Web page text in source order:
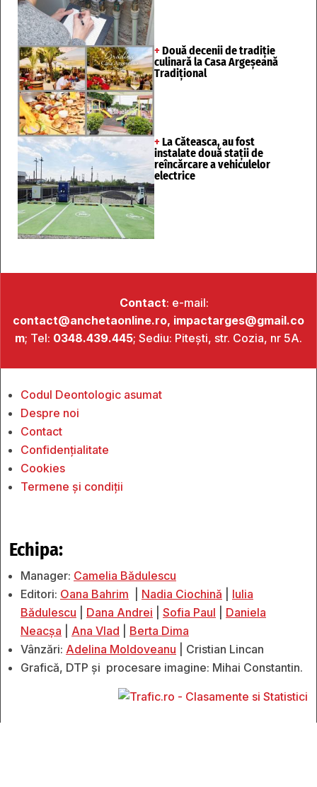
+ Două decenii de tradiție
culinară la Casa Argeșeană
Tradițional
+ La Căteasca, au fost
instalate două stații de
reîncărcare a vehiculelor
electrice
Contact: e-mail:
contact@anchetaonline.ro, impactarges@gmail.co
m; Tel: 0348.439.445; Sediu: Pitești, str. Cozia, nr 5A.
Codul Deontologic asumat
Despre noi
Contact
Confidențialitate
Cookies
Termene și condiții
Echipa:
Manager: Camelia Bădulescu
Editori: Oana Bahrim Nadia Ciochină
Iulia
Bădulescu
Dana Andrei Sofia Paul
Daniela
Neacșa
Ana Vlad
Berta Dima
Vânzări: Adelina Moldoveanu | Cristian Lincan
Grafică, DTP și procesare imagine: Mihai Constantin.